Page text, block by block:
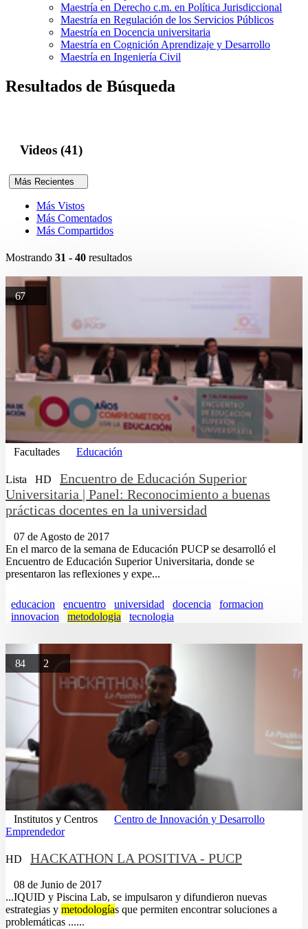
Maestría en Derecho c.m. en Política Jurisdiccional
Maestría en Regulación de los Servicios Públicos
Maestría en Docencia universitaria
Maestría en Cognición Aprendizaje y Desarrollo
Maestría en Ingeniería Civil
Resultados de Búsqueda
Videos (41)
Más Recientes
Más Vistos
Más Comentados
Más Compartidos
Mostrando 31 - 40 resultados
67
Facultades Educación
Lista HD
Encuentro de Educación Superior
Universitaria | Panel: Reconocimiento a buenas
prácticas docentes en la universidad
07 de Agosto de 2017
En el marco de la semana de Educación PUCP se desarrolló el
Encuentro de Educación Superior Universitaria, donde se
presentaron las reflexiones y expe...
educacion encuentro universidad docencia
formacion
innovacion
metodologia tecnologia
84 2
Institutos y Centros
Centro de Innovación y Desarrollo
Emprendedor
HD HACKATHON LA POSITIVA - PUCP
08 de Junio de 2017
...IQUID y Piscina Lab, se impulsaron y difundieron nuevas
estrategias y metodologías que permiten encontrar soluciones a
problemáticas ......